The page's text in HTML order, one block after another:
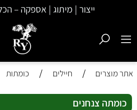
ייצור | מיתוג | אספקה –
אתר מוצרים / חיילים / כומתות
כומתה צנחנים